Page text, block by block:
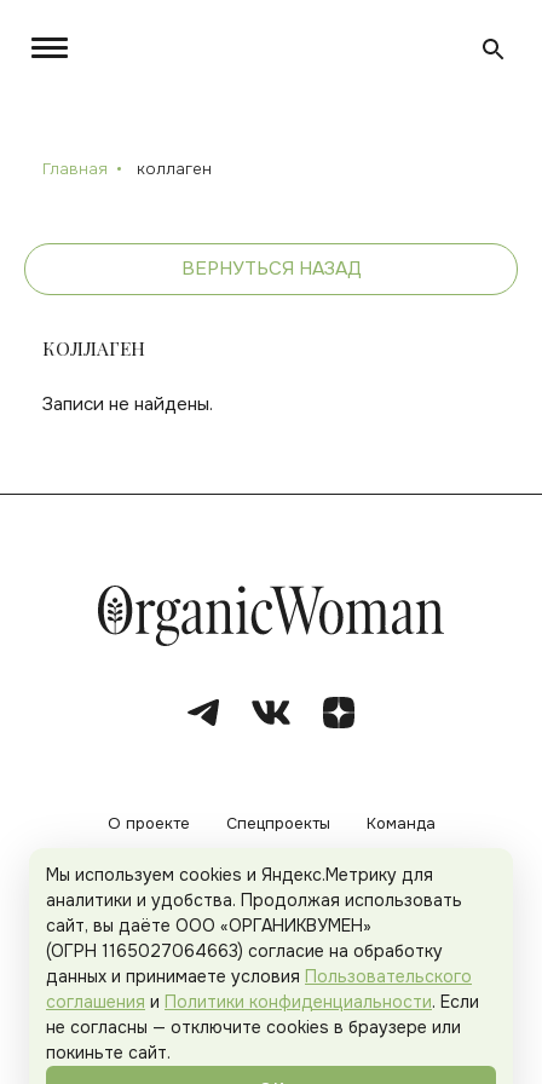
Главная коллаген
ВЕРНУТЬСЯ НАЗАД
КОЛЛАГЕН
Записи не найдены.
О проекте Спецпроекты Команда
Рекламодателям Политика конфиденциальности
Пользовательское соглашение
Organicwoman.ru . Все права защищены.
Мы используем cookies и Яндекс.Метрику для
аналитики и удобства. Продолжая использовать
сайт, вы даёте ООО «ОРГАНИКВУМЕН»
(ОГРН 1165027064663) согласие на обработку
данных и принимаете условия Пользовательского
соглашения и Политики конфиденциальности. Если
не согласны — отключите cookies в браузере или
покиньте сайт.